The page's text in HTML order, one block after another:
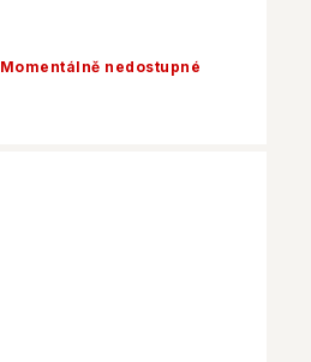
Momentálně nedostupné